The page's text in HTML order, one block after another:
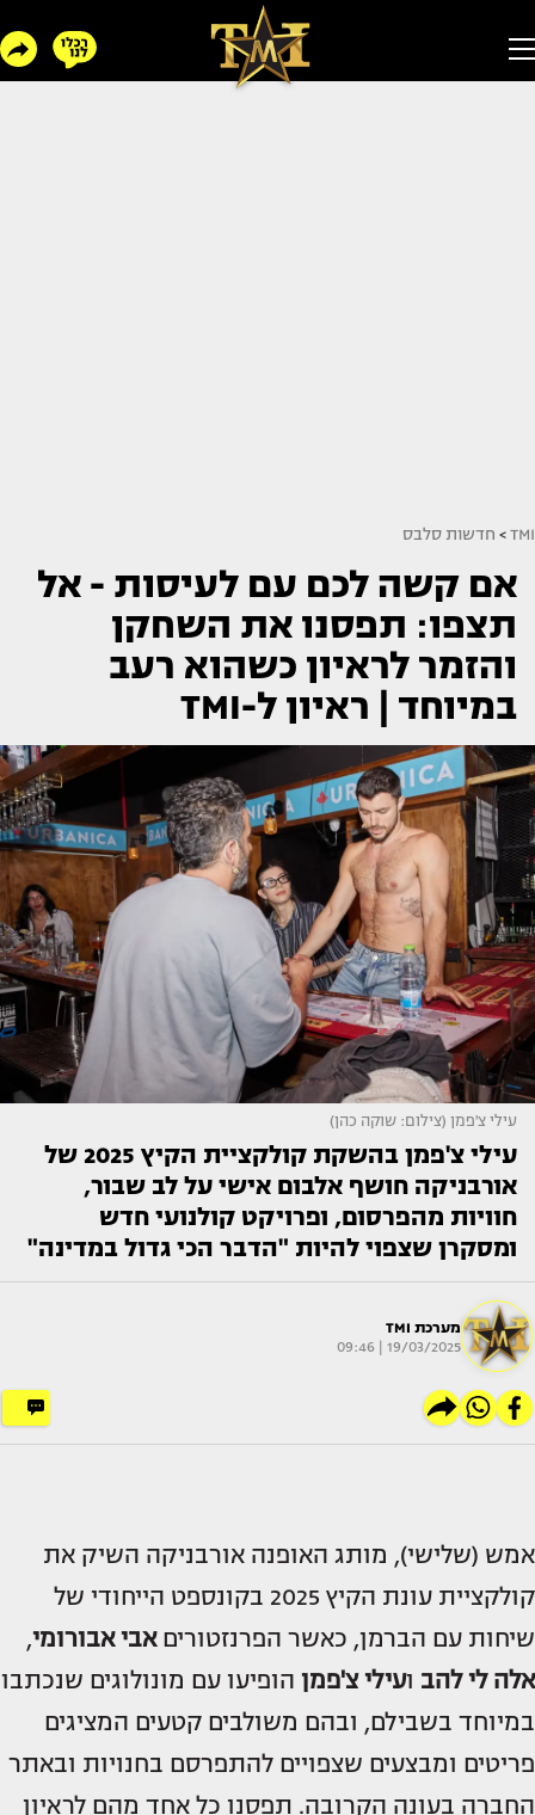
TMI
> חדשות סלבס
אם קשה לכם עם לעיסות - אל
תצפו: תפסנו את השחקן
והזמר לראיון כשהוא רעב
במיוחד | ראיון ל-TMI
עילי צ'פמן (צילום: שוקה כהן)
עילי צ'פמן בהשקת קולקציית הקיץ 2025 של
אורבניקה חושף אלבום אישי על לב שבור,
חוויות מהפרסום, ופרויקט קולנועי חדש
ומסקרן שצפוי להיות "הדבר הכי גדול במדינה"
מערכת TMI
19/03/2025 | 09:46
אמש (שלישי), מותג האופנה אורבניקה השיק את
קולקציית עונת הקיץ 2025 בקונספט הייחודי של
שיחות עם הברמן, כאשר הפרנזטוריםאבי אבורומי,
אלה לי להב ועילי צ'פמן הופיעו עם מונולוגים שנכתבו
במיוחד בשבילם, ובהם משולבים קטעים המציגים
פריטים ומבצעים שצפויים להתפרסם בחנויות ובאתר
החברה בעונה הקרובה. תפסנו כל אחד מהם לראיון